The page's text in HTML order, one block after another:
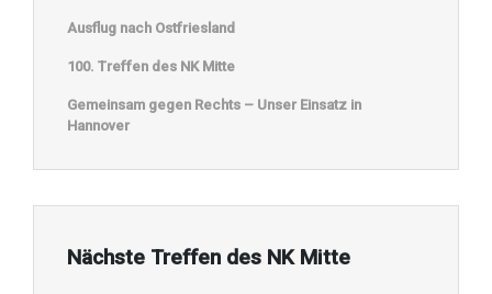
Ausflug nach Ostfriesland
100. Treffen des NK Mitte
Gemeinsam gegen Rechts – Unser Einsatz in
Hannover
Nächste Treffen des NK Mitte